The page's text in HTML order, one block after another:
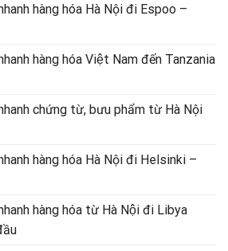
hàng hóa Hà Nội đi Espoo –
hàng hóa Việt Nam đến Tanzania
chứng từ, bưu phẩm từ Hà Nội
hàng hóa Hà Nội đi Helsinki –
hàng hóa từ Hà Nội đi Libya